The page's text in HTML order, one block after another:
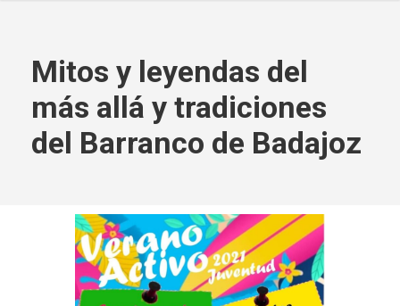
Mitos y leyendas del
más allá y tradiciones
del Barranco de Badajoz